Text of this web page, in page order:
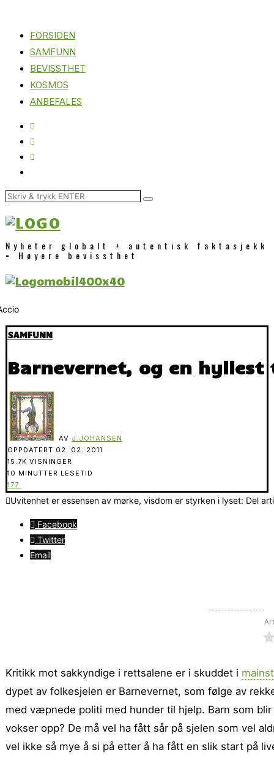
FORSIDEN
SAMFUNN
BEVISSTHET
KOSMOS
ANBEFALES
Nyheter globalt + autentisk faktasjekk
= Høyere bevissthet
SAMFUNN
Barnevernet, og en
AV J.JOHANSEN
OPPDATERT 02. 02. 2011
15.7K VISNINGER
10 MINUTTER LESETID
177
Uvitenhet er essensen av mørke, visdom er styrken i lyset: Del
Facebook
Twitter
Email
Kritikk mot sakkyndige i rettsalene er i skuddet i
dypet av folkesjelen er Barnevernet, som følge av
med væpnede politi med hunder til hjelp. Barn som
vokser opp? De må vel ha fått sår på sjelen som vel
vel ikke så mye å si på etter å ha fått en slik start på